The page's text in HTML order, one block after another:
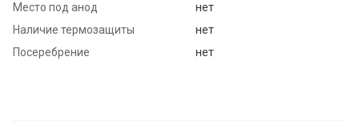
Место под анод
нет
Наличие термозащиты
нет
Посеребрение
нет